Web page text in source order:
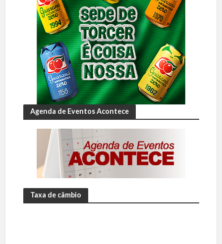
Agenda de Eventos Acontece
Taxa de câmbio